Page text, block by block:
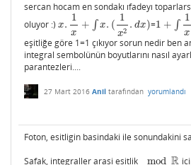
sercan hocam en sondakı ıfadeyı
oluyor :) x.
1
x
+ ∫ x. (
1
x2
. dx)
x.1 x+ x.( 1x2.dx ) =1 + ∫
1
x
1 +∫1 x. dx
eşitliğe göre 1=1 çıkıyor sorun nedir ben
integral sembolünün boyutlarını nasıl
parantezleri....
27 Mart 2016 Anil tarafından yorumlandı
Foton, esitligin basindaki ile sonundakini
Safak, integraller arasi esitlik
mod R
modR